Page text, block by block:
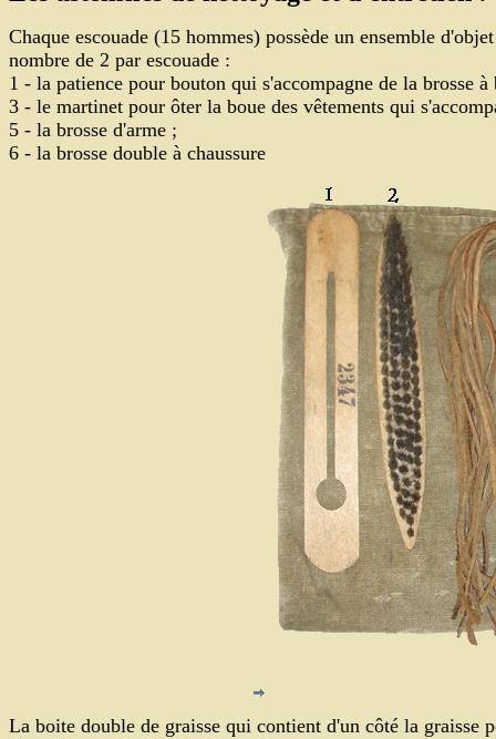
Chaque escouade (15 hommes) possède un ensemble
nombre de 2 par escouade :
1 - la patience pour bouton qui s'accompagne de la brosse
3 - le martinet pour ôter la boue des vêtements qui
5 - la brosse d'arme ;
6 - la brosse double à chaussure
La boite double de graisse qui contient d'un côté la graisse